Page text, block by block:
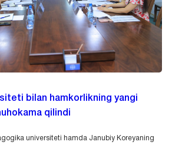
bilan hamkorlikning yangi
qilindi
universiteti hamda Janubiy Koreyaning